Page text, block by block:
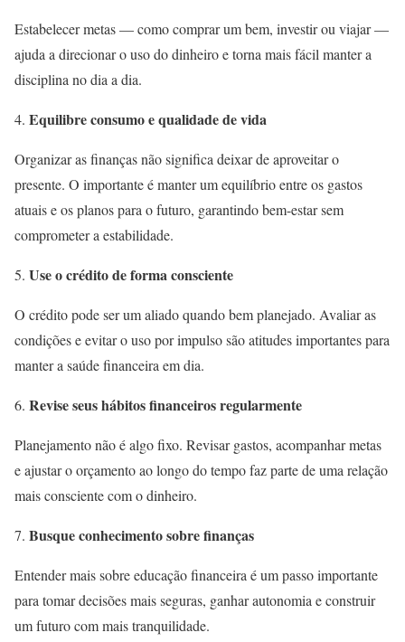
Estabelecer metas — como comprar um bem, investir ou viajar —
ajuda a direcionar o uso do dinheiro e torna mais fácil manter a
disciplina no dia a dia.
Equilibre consumo e qualidade de vida
Organizar as finanças não significa deixar de aproveitar o
presente. O importante é manter um equilíbrio entre os gastos
atuais e os planos para o futuro, garantindo bem-estar sem
comprometer a estabilidade.
Use o crédito de forma consciente
O crédito pode ser um aliado quando bem planejado. Avaliar as
condições e evitar o uso por impulso são atitudes importantes para
manter a saúde financeira em dia.
Revise seus hábitos financeiros regularmente
Planejamento não é algo fixo. Revisar gastos, acompanhar metas
e ajustar o orçamento ao longo do tempo faz parte de uma relação
mais consciente com o dinheiro.
Busque conhecimento sobre finanças
Entender mais sobre educação financeira é um passo importante
para tomar decisões mais seguras, ganhar autonomia e construir
um futuro com mais tranquilidade.